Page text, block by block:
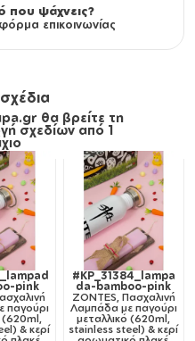
που ψάχνεις?
επικοινωνίας
θα βρείτε τη
σχεδίων από 1
pink
παγούρι
(620ml,
& κερί
#KP_31384_lampa
da-bamboo-pink
ZONTES, Πασχαλινή
Λαμπάδα με παγούρι
μεταλλικό (620ml,
stainless steel) & κερί